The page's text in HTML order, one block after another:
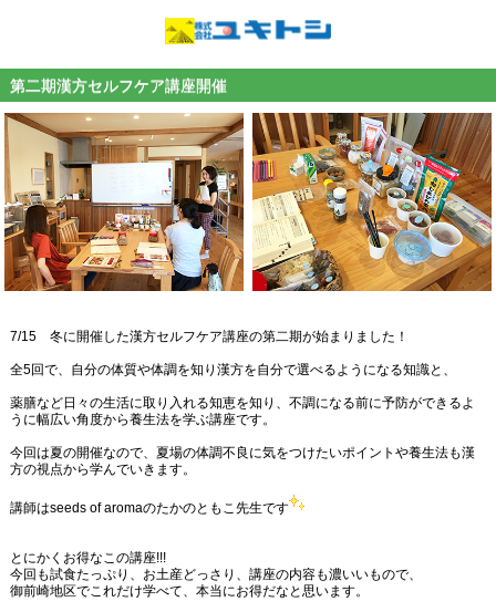
第二期漢方セルフケア講座開催
7/15 冬に開催した漢方セルフケア講座の第二期が始まりました！
全5回で、自分の体質や体調を知り漢方を自分で選べるようになる知識と、
薬膳など日々の生活に取り入れる知恵を知り、不調になる前に予防ができるよ
うに幅広い角度から養生法を学ぶ講座です。
今回は夏の開催なので、夏場の体調不良に気をつけたいポイントや養生法も漢
方の視点から学んでいきます。
講師はseeds of aromaのたかのともこ先生です
とにかくお得なこの講座!!!
今回も試食たっぷり、お土産どっさり、講座の内容も濃いいもので、
御前崎地区でこれだけ学べて、本当にお得だなと思います。